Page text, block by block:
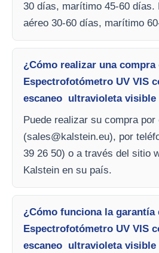
30 días, marítimo 45-60 días.
aéreo 30-60 días, marítimo
¿Cómo realizar una compra
Espectrofotómetro UV VIS
escaneo ultravioleta visible
Puede realizar su compra
(sales@kalstein.eu), por
39 26 50) o a través del sitio
Kalstein en su país.
¿Cómo funciona la garantía
Espectrofotómetro UV VIS
escaneo ultravioleta visible